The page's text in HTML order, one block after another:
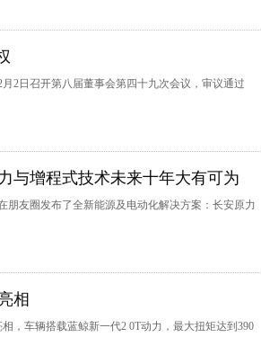
2日召开第八届董事会第四十九次会议，审议通过
与增程式技术未来十年大有可为
朋友圈发布了全新能源及电动化解决方案：长安原力
相
车辆搭载蓝鲸新一代2 0T动力，最大扭矩达到390